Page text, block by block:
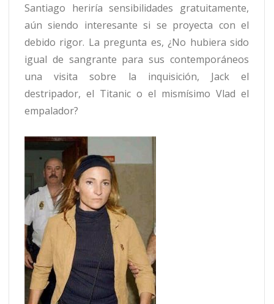
Santiago heriría sensibilidades gratuitamente,
aún siendo interesante si se proyecta con el
debido rigor. La pregunta es, ¿No hubiera sido
igual de sangrante para sus contemporáneos
una visita sobre la inquisición, Jack el
destripador, el Titanic o el mismísimo Vlad el
empalador?